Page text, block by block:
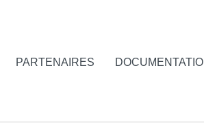
PARTENAIRES